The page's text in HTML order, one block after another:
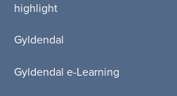
highlight
Gyldendal
Gyldendal e-Learning